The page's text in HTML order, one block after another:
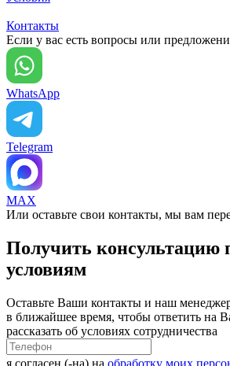
Контакты
Если у вас есть вопросы или
WhatsApp
Telegram
MAX
Или оставьте свои контакты, мы вам
Получить консультацию
условиям
Оставьте Ваши контакты и наш
в ближайшее время, чтобы ответить на
рассказать об условиях сотрудничества